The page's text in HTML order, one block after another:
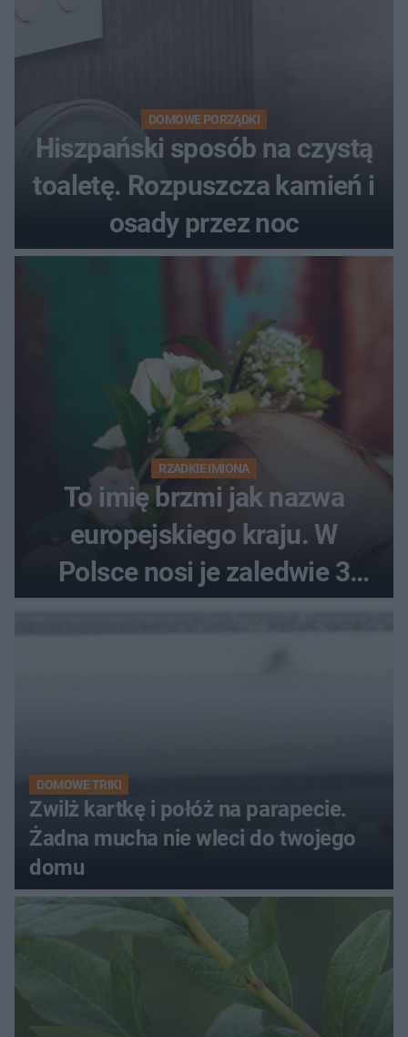
DOMOWE PORZĄDKI
Hiszpański sposób na czystą
toaletę. Rozpuszcza kamień i
osady przez noc
RZADKIE IMIONA
To imię brzmi jak nazwa
europejskiego kraju. W
Polsce nosi je zaledwie 3
kobiety
DOMOWE TRIKI
Zwilż kartkę i połóż na parapecie.
Żadna mucha nie wleci do twojego
domu